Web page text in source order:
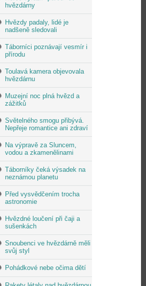
hvězdárny
Hvězdy padaly, lidé je
nadšeně sledovali
Táborníci poznávají vesmír i
přírodu
Toulavá kamera objevovala
hvězdárnu
Muzejní noc plná hvězd a
zážitků
Světelného smogu přibývá.
Nepřeje romantice ani zdraví
Na výpravě za Sluncem,
vodou a zkamenělinami
Táborníky čeká výsadek na
neznámou planetu
Před vysvědčením trocha
astronomie
Hvězdné loučení při čaji a
sušenkách
Snoubenci ve hvězdárně měli
svůj styl
Pohádkové nebe očima dětí